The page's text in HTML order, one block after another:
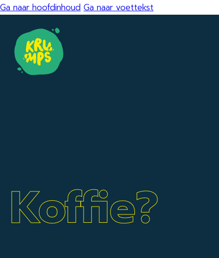
Ga naar hoofdinhoud Ga naar voettekst
Koffie?